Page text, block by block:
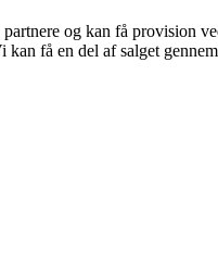
og kan få provision
få en del af salget